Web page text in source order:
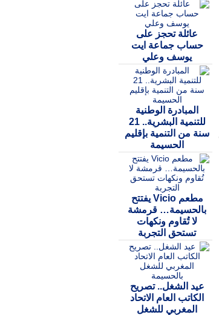
عائلة تحجز على
حساب جماعة ايت
يوسف وعلي
المبادرة الوطنية
للتنمية البشرية.. 21
سنة من التنمية بإقليم
الحسيمة
مطعم Vicio يفتتح
بالحسيمة… قرمشة
لا تُقاوم ونكهات
تستحق التجربة
عيد الشغل.. تصريح
الكاتب العام الاتحاد
المغربي للشغل